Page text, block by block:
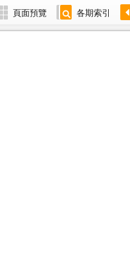
頁面預覽 各期索引